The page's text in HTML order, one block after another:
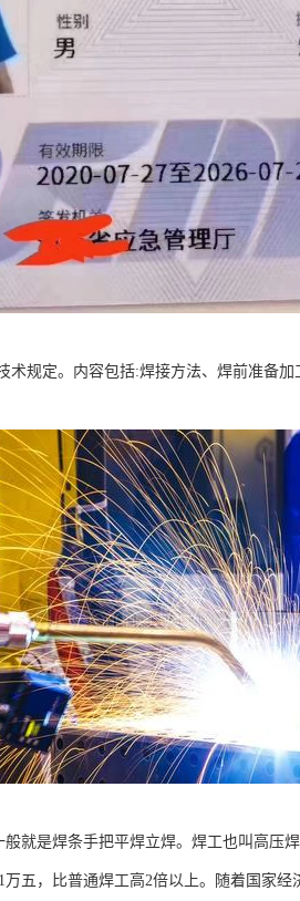
术规定。内容包括:焊接方法、焊前准备
就是焊条手把平焊立焊。焊工也叫高压
五，比普通焊工高2倍以上。随着国家